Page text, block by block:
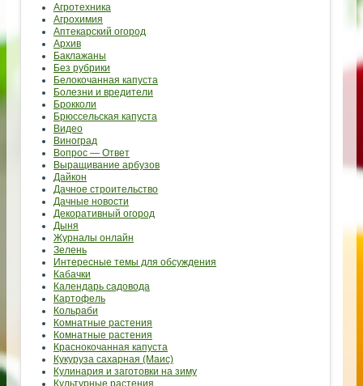
Агротехника
Агрохимия
Аптекарский огород
Архив
Баклажаны
Без рубрики
Белокочанная капуста
Болезни и вредители
Брокколи
Брюссельская капуста
Видео
Виноград
Вопрос — Ответ
Выращивание арбузов
Дайкон
Дачное строительство
Дачные новости
Декоративный огород
Дыня
Журналы онлайн
Зелень
Интересные темы для обсуждения
Кабачки
Календарь садовода
Картофель
Кольраби
Комнатные растения
Комнатные растения
Краснокочанная капуста
Кукуруза сахарная (Маис)
Кулинария и заготовки на зиму
Культурные растения